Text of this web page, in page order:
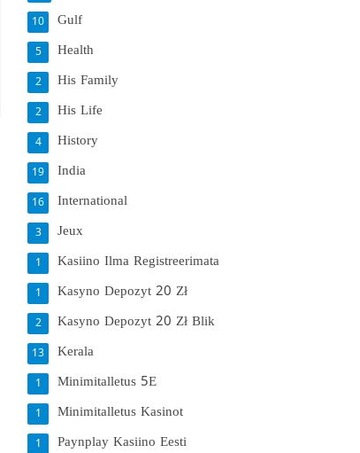
Gulf
10
Health
5
His Family
2
His Life
2
History
4
India
19
International
16
Jeux
3
Kasiino Ilma Registreerimata
1
Kasyno Depozyt 20 Zł
1
Kasyno Depozyt 20 Zł Blik
2
Kerala
13
Minimitalletus 5E
1
Minimitalletus Kasinot
1
Paynplay Kasiino Eesti
1